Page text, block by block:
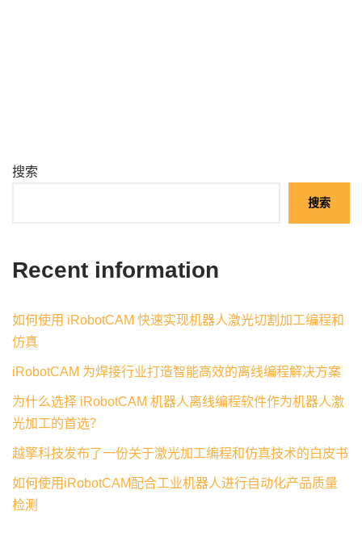
搜索
搜索
Recent information
如何使用 iRobotCAM 快速实现机器人激光切割加工编程和
仿真
iRobotCAM 为焊接行业打造智能高效的离线编程解决方案
为什么选择 iRobotCAM 机器人离线编程软件作为机器人激
光加工的首选？
越擎科技发布了一份关于激光加工编程和仿真技术的白皮书
如何使用iRobotCAM配合工业机器人进行自动化产品质量
检测